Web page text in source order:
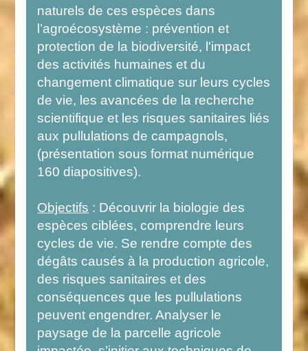
naturels de ces espèces dans
l’agroécosystème : prévention et
protection de la biodiversité, l'impact
des activités humaines et du
changement climatique sur leurs cycles
de vie, les avancées de la recherche
scientifique et les risques sanitaires liés
aux pullulations de campagnols,
(présentation sous format numérique
160 diapositives).
Objectifs : Découvrir la biologie des
espèces ciblées, comprendre leurs
cycles de vie. Se rendre compte des
dégâts causés à la production agricole,
des risques sanitaires et des
conséquences que les pullulations
peuvent engendrer. Analyser le
paysage de la parcelle agricole